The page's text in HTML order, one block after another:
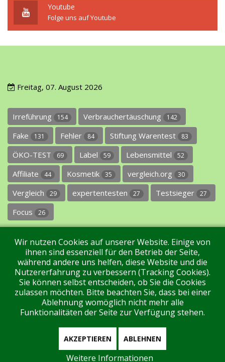
Youtube
Folge uns auf Youtube
Freitag, 07. August 2026
Irreführung 154 Verbrauchertäuschung 142
Fake 131 Fehler 84 Stiftung Warentest 83
ÖKO-TEST 69 Label 59 Lebensmittel 52
Affiliate 44 Kosmetik 35 vergleich.org 30
Vergleich 29 expertentesten 27 Testsieger 27
Focus 26
Impressum Datenschutz Über uns Kontakt
Tags Unterstützen Sie uns! Login
Aktuell sind 374 Gäste und keine Mitglieder online
Wir nutzen Cookies auf unserer Website. Einige von
ihnen sind essenziell für den Betrieb der Seite,
während andere uns helfen, diese Website und die
Nutzererfahrung zu verbessern (Tracking Cookies).
Sie können selbst entscheiden, ob Sie die Cookies
zulassen möchten. Bitte beachten Sie, dass bei einer
Ablehnung womöglich nicht mehr alle
Funktionalitäten der Seite zur Verfügung stehen.
AKZEPTIEREN ABLEHNEN
Weitere Informationen